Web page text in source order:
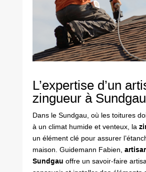
L’expertise d’un
zingueur à Sundgau
Dans le Sundgau, où les toitures
à un climat humide et venteux, la
un élément clé pour assurer
maison. Guidemann Fabien,
Sundgau offre un savoir-faire